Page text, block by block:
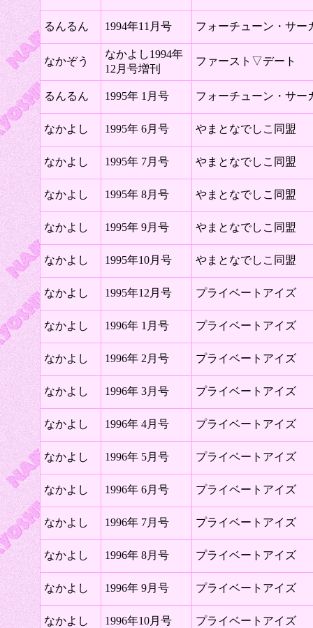
るんるん 1994年11月号 フォーチューン・サー
なかぞう
なかよし1994年
12月号増刊
ファースト▽デート
るんるん 1995年 1月号 フォーチューン・サー
なかよし 1995年 6月号 やまとなでしこ同盟
なかよし 1995年 7月号 やまとなでしこ同盟
なかよし 1995年 8月号 やまとなでしこ同盟
なかよし 1995年 9月号 やまとなでしこ同盟
なかよし 1995年10月号 やまとなでしこ同盟
なかよし 1995年12月号 プライベートアイズ
なかよし 1996年 1月号 プライベートアイズ
なかよし 1996年 2月号 プライベートアイズ
なかよし 1996年 3月号 プライベートアイズ
なかよし 1996年 4月号 プライベートアイズ
なかよし 1996年 5月号 プライベートアイズ
なかよし 1996年 6月号 プライベートアイズ
なかよし 1996年 7月号 プライベートアイズ
なかよし 1996年 8月号 プライベートアイズ
なかよし 1996年 9月号 プライベートアイズ
なかよし 1996年10月号 プライベートアイズ